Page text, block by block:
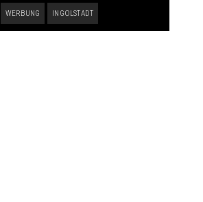
WERBUNG INGOLSTADT